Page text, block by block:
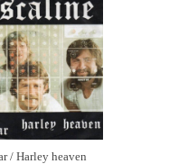
/ Harley heaven